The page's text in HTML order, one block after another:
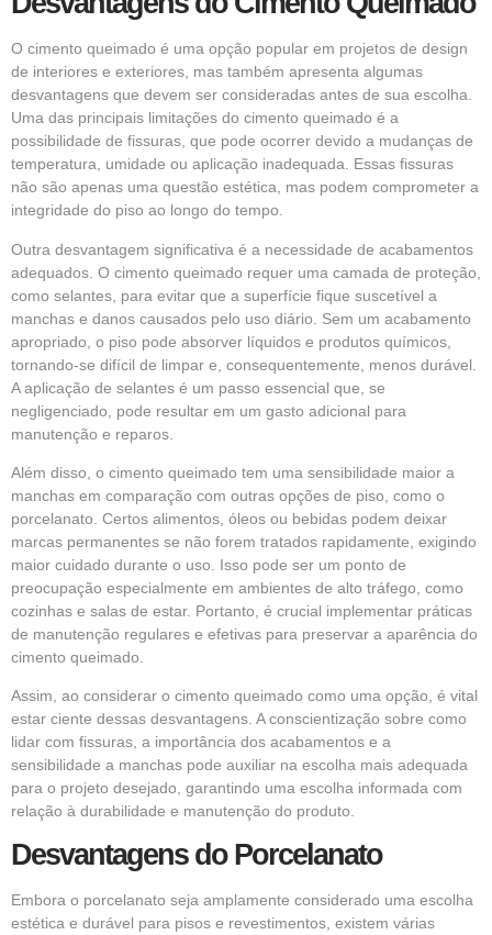
O cimento queimado é uma opção popular em projetos de design
de interiores e exteriores, mas também apresenta algumas
desvantagens que devem ser consideradas antes de sua escolha.
Uma das principais limitações do cimento queimado é a
possibilidade de fissuras, que pode ocorrer devido a mudanças de
temperatura, umidade ou aplicação inadequada. Essas fissuras
não são apenas uma questão estética, mas podem comprometer a
integridade do piso ao longo do tempo.
Outra desvantagem significativa é a necessidade de acabamentos
adequados. O cimento queimado requer uma camada de proteção,
como selantes, para evitar que a superfície fique suscetível a
manchas e danos causados pelo uso diário. Sem um acabamento
apropriado, o piso pode absorver líquidos e produtos químicos,
tornando-se difícil de limpar e, consequentemente, menos durável.
A aplicação de selantes é um passo essencial que, se
negligenciado, pode resultar em um gasto adicional para
manutenção e reparos.
Além disso, o cimento queimado tem uma sensibilidade maior a
manchas em comparação com outras opções de piso, como o
porcelanato. Certos alimentos, óleos ou bebidas podem deixar
marcas permanentes se não forem tratados rapidamente, exigindo
maior cuidado durante o uso. Isso pode ser um ponto de
preocupação especialmente em ambientes de alto tráfego, como
cozinhas e salas de estar. Portanto, é crucial implementar práticas
de manutenção regulares e efetivas para preservar a aparência do
cimento queimado.
Assim, ao considerar o cimento queimado como uma opção, é vital
estar ciente dessas desvantagens. A conscientização sobre como
lidar com fissuras, a importância dos acabamentos e a
sensibilidade a manchas pode auxiliar na escolha mais adequada
para o projeto desejado, garantindo uma escolha informada com
relação à durabilidade e manutenção do produto.
Desvantagens do Porcelanato
Embora o porcelanato seja amplamente considerado uma escolha
estética e durável para pisos e revestimentos, existem várias